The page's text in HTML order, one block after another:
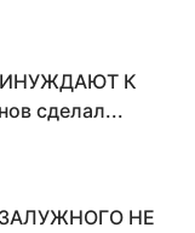
К
сделал...
НЕ